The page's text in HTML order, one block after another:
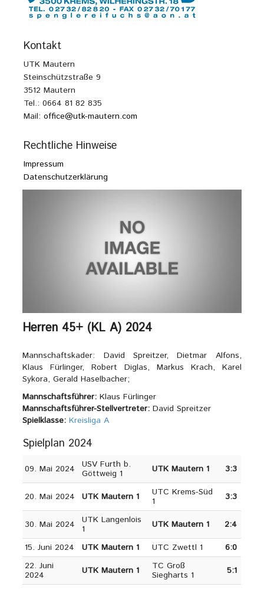
Kontakt
UTK Mautern
Steinschützstraße 9
3512 Mautern
Tel.: 0664 81 82 835
Mail: office@utk-mautern.com
Rechtliche Hinweise
Impressum
Datenschutzerklärung
Herren 45+ (KL A) 2024
Mannschaftskader: David Spreitzer, Dietmar Alfons,
Klaus Fürlinger, Robert Diglas, Markus Krach, Karel
Sykora, Gerald Haselbacher;
Mannschaftsführer: Klaus Fürlinger
Mannschaftsführer-Stellvertreter: David Spreitzer
Spielklasse: Kreisliga A
Spielplan 2024
09. Mai 2024
USV Furth b.
Göttweig 1
UTK Mautern 1 3:3
20. Mai 2024 UTK Mautern 1
UTC Krems-Süd
1
3:3
30. Mai 2024
UTK Langenlois
1
UTK Mautern 1
2:4
15. Juni 2024
UTK Mautern 1 UTC Zwettl 1
6:0
22. Juni
2024
UTK Mautern 1
TC Groß
Siegharts 1
5:1